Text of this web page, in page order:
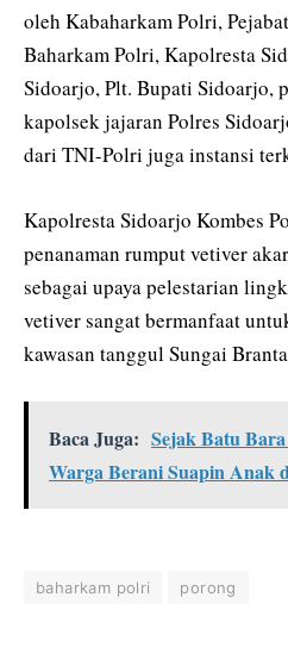
oleh Kabaharkam Polri,
Baharkam Polri, Kapolresta
Sidoarjo, Plt. Bupati Sidoarjo,
kapolsek jajaran Polres
dari TNI-Polri juga instansi
Kapolresta Sidoarjo Kombes
penanaman rumput vetiver
sebagai upaya pelestarian
vetiver sangat bermanfaat
kawasan tanggul Sungai
Baca Juga: Sejak Batu
Warga Berani Suapin Anak
baharkam polri porong